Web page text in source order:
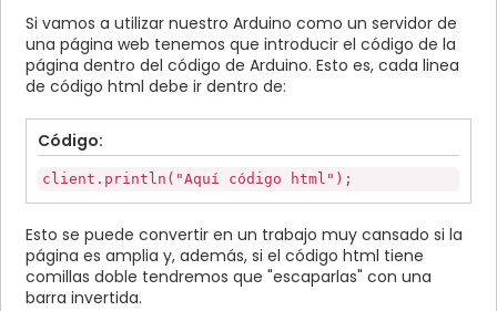
Si vamos a utilizar nuestro Arduino como un servidor de
una página web tenemos que introducir el código de la
página dentro del código de Arduino. Esto es, cada linea
de código html debe ir dentro de:
Código:
client.println("Aquí código html");
Esto se puede convertir en un trabajo muy cansado si la
página es amplia y, además, si el código html tiene
comillas doble tendremos que "escaparlas" con una
barra invertida.